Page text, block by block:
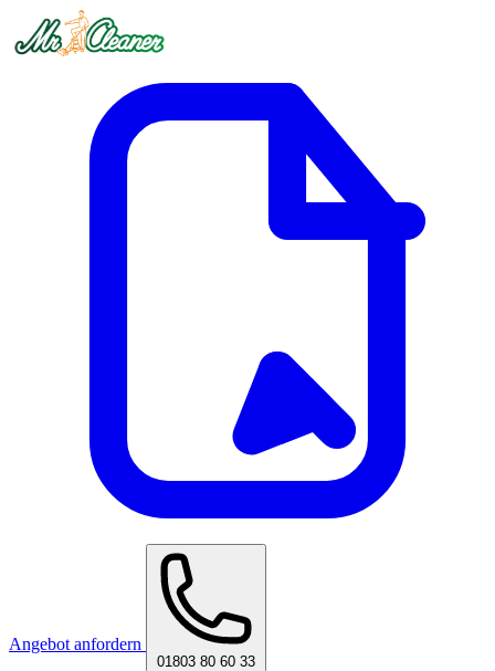
Angebot anfordern
01803 80 60 33